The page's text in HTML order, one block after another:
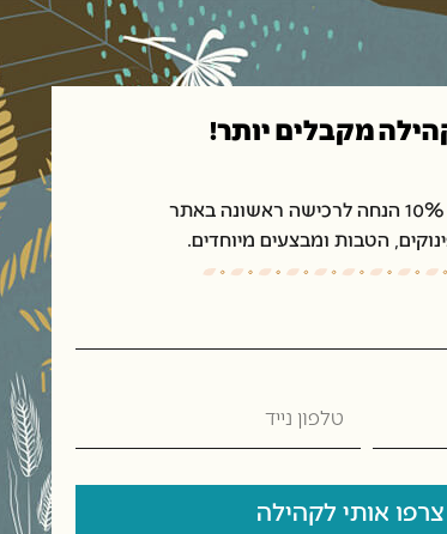
מקבלים יותר!
הטבות ומבצעים מיוחדים.
נייד
צרפו אותי לקהילה